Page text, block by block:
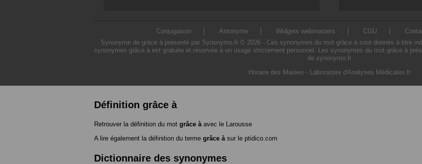
Conjugaison Antonyme Widgets webmasters CGU
Synonyme de grâce à présenté par Synonymo.fr © 2026 - Ces synonymes du mot grâce à sont donnés à titre
synonymes grâce à est gratuite et réservée à un usage strictement personnel. Les synonymes du mot grâce à
de synonymo.fr
Horaire des Marées - Laboratoire d'Analyses Médicales.fr
Définition grâce à
Retrouver la définition du mot grâce à avec le Larousse
A lire également la définition du terme grâce à sur le ptidico.com
Dictionnaire des synonymes